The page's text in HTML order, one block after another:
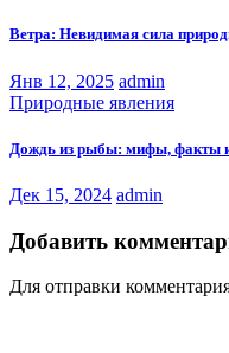
Ветра: Невидимая сила
Янв 12, 2025 admin
Природные явления
Дождь из рыбы: мифы, факты и
Дек 15, 2024 admin
Добавить
Для отправки